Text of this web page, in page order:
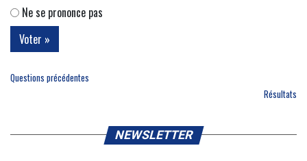
Ne se prononce pas
Questions précédentes
Résultats
NEWSLETTER